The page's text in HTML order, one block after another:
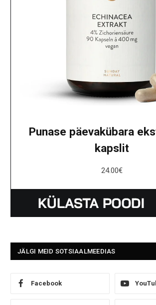
Punase päevakübara
kapslit
24.00€
JÄLGI MEID SOTSIAALMEEDIAS
Facebook